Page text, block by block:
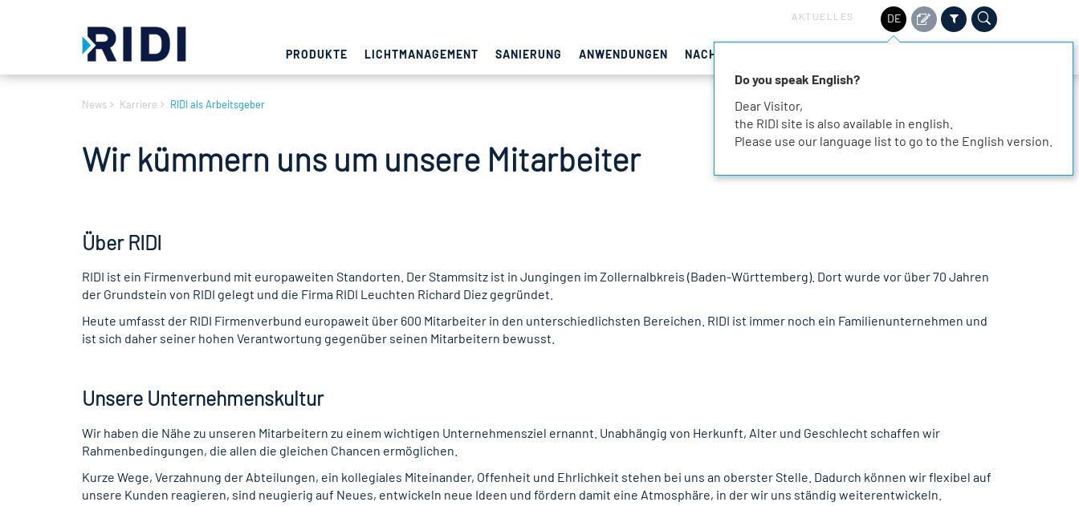
AKTUELLES DE
PRODUKTE LICHTMANAGEMENT SANIERUNG ANWENDUNGEN NACHHALTIGKEIT
News Karriere RIDI als Arbeitsgeber
Wir kümmern uns um unsere Mitarbeiter
Über RIDI
RIDI ist ein Firmenverbund mit europaweiten Standorten. Der Stammsitz ist in Jungingen im Zollernalbkreis (Baden-Württemberg). Dort wurde vor über 70 Jahren
der Grundstein von RIDI gelegt und die Firma RIDI Leuchten Richard Diez gegründet.
Heute umfasst der RIDI Firmenverbund europaweit über 600 Mitarbeiter in den unterschiedlichsten Bereichen. RIDI ist immer noch ein Familienunternehmen und
ist sich daher seiner hohen Verantwortung gegenüber seinen Mitarbeitern bewusst.
Unsere Unternehmenskultur
Wir haben die Nähe zu unseren Mitarbeitern zu einem wichtigen Unternehmensziel ernannt. Unabhängig von Herkunft, Alter und Geschlecht schaffen wir
Rahmenbedingungen, die allen die gleichen Chancen ermöglichen.
Kurze Wege, Verzahnung der Abteilungen, ein kollegiales Miteinander, Offenheit und Ehrlichkeit stehen bei uns an oberster Stelle. Dadurch können wir flexibel auf
unsere Kunden reagieren, sind neugierig auf Neues, entwickeln neue Ideen und fördern damit eine Atmosphäre, in der wir uns ständig weiterentwickeln.
Do you speak English?
Dear Visitor,
the RIDI site is also available in english.
Please use our language list to go to the English version.